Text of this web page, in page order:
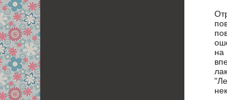
на